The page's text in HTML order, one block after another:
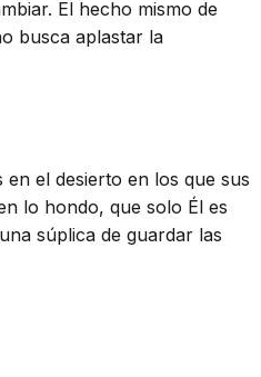
El hecho mismo de
busca aplastar la
el desierto en los que sus
lo hondo, que solo Él es
súplica de guardar las